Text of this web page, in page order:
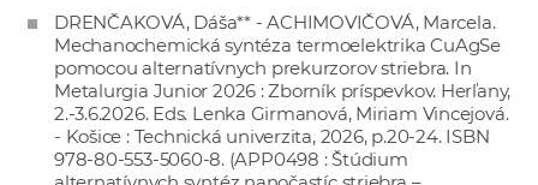
a
c
h
a
p
DRENČAKOVÁ, Dáša** - ACHIMOVIČOVÁ, Marcela.
Mechanochemická syntéza termoelektrika CuAgSe
pomocou alternatívnych prekurzorov striebra. In
Metalurgia Junior 2026 : Zborník príspevkov. Herľany,
2.-3.6.2026. Eds. Lenka Girmanová, Miriam Vincejová.
- Košice : Technická univerzita, 2026, p.20-24. ISBN
978-80-553-5060-8. (APP0498 : Štúdium